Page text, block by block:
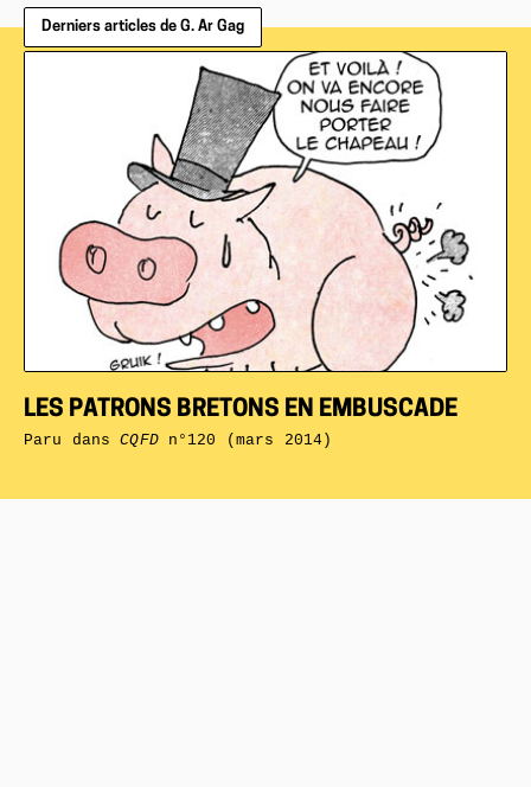
Derniers articles de G. Ar Gag
LES PATRONS BRETONS EN EMBUSCADE
Paru dansCQFDn°120 (mars 2014)